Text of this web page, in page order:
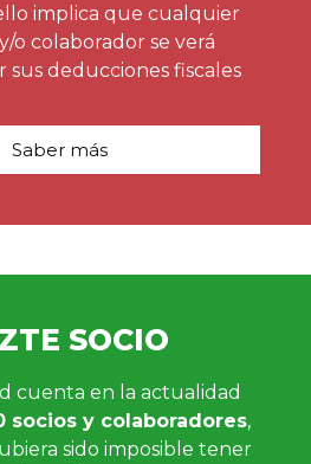
implica que cualquier
o colaborador se verá
sus deducciones fiscales
Saber más
SOCIO
cuenta en la actualidad
socios y colaboradores,
sido imposible tener